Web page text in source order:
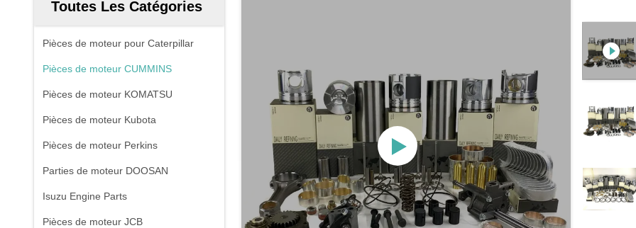
Toutes Les Catégories
Pièces de moteur pour Caterpillar
Pièces de moteur CUMMINS
Pièces de moteur KOMATSU
Pièces de moteur Kubota
Pièces de moteur Perkins
Parties de moteur DOOSAN
Isuzu Engine Parts
Pièces de moteur JCB